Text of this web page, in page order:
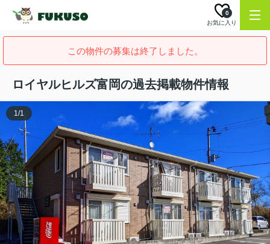
お気に入り
0
この物件の募集は終了しました。
ロイヤルヒルズ富岡の過去掲載物件情報
1/1